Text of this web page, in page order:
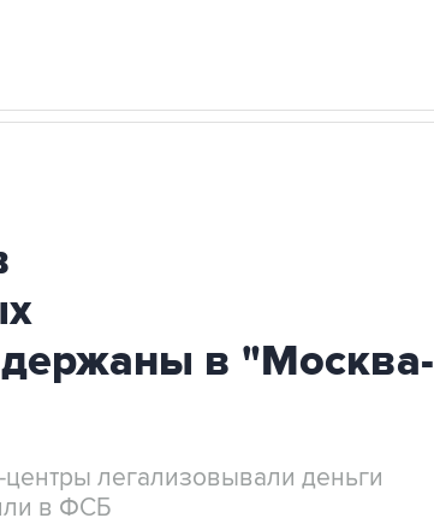
в "Москва-
легализовывали деньги
в ФСБ